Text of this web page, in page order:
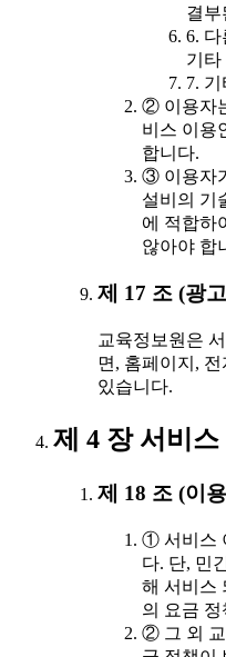
결부
6.
기타
7.
② 이용자
비스 이용
합니다.
③ 이용자
설비의 기
에 적합하
않아야 합
제 17 조 (광
교육정보원은
면, 홈페이지,
있습니다.
제 4 장 서비
제 18 조 (이
① 서비스
다. 단, 민
해 서비스
의 요금
② 그 외 교